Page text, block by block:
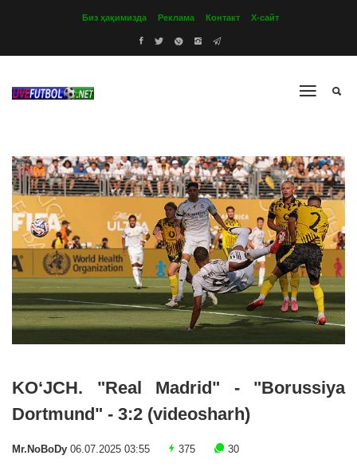
Биз ҳақимизда Реклама Контакт Х-сайт
KO‘JCH. "Real Madrid" - "Borussiya
Dortmund" - 3:2 (videosharh)
Mr.NoBoDy 06.07.2025 03:55 375 30